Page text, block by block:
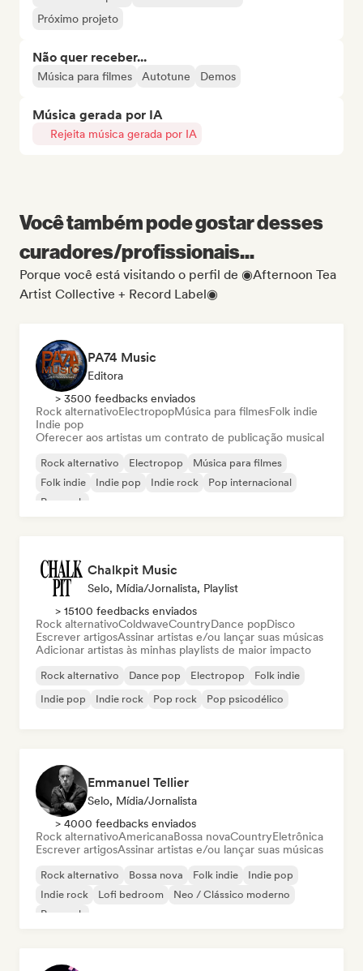
Próximo projeto
Não quer receber...
Música para filmes Autotune Demos
Música gerada por IA
Rejeita música gerada por IA
Você também pode gostar desses
curadores/profissionais...
Porque você está visitando o perfil de ◉Afternoon Tea
Artist Collective + Record Label◉
PA74 Music
Editora
> 3500 feedbacks enviados
Rock alternativoElectropopMúsica para filmesFolk indie
Indie pop
Oferecer aos artistas um contrato de publicação musical
Rock alternativo Electropop
Música para filmes
Folk indie
Indie pop Indie rock
Pop internacional
Pop rock
Chalkpit Music
Selo, Mídia/Jornalista, Playlist
> 15100 feedbacks enviados
Rock alternativoColdwaveCountryDance popDisco
Escrever artigosAssinar artistas e/ou lançar suas músicas
Adicionar artistas às minhas playlists de maior impacto
Rock alternativo Dance pop Electropop
Folk indie
Indie pop
Indie rock Pop rock Pop psicodélico
Emmanuel Tellier
Selo, Mídia/Jornalista
> 4000 feedbacks enviados
Rock alternativoAmericanaBossa novaCountryEletrônica
Escrever artigosAssinar artistas e/ou lançar suas músicas
Rock alternativo Bossa nova Folk indie
Indie pop
Indie rock
Lofi bedroom
Neo / Clássico moderno
Pop rock